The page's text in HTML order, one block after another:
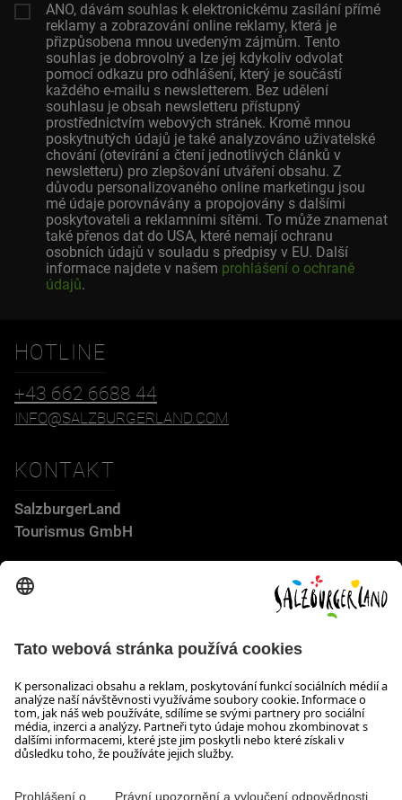
ANO, dávám souhlas k elektronickému zasílání přímé
reklamy a zobrazování online reklamy, která je
přizpůsobena mnou uvedeným zájmům. Tento
souhlas je dobrovolný a lze jej kdykoliv odvolat
pomocí odkazu pro odhlášení, který je součástí
každého e-mailu s newsletterem. Bez udělení
souhlasu je obsah newsletteru přístupný
prostřednictvím webových stránek. Kromě mnou
poskytnutých údajů je také analyzováno uživatelské
chování (otevírání a čtení jednotlivých článků v
newsletteru) pro zlepšování utváření obsahu. Z
důvodu personalizovaného online marketingu jsou
mé údaje porovnávány a propojovány s dalšími
poskytovateli a reklamními sítěmi. To může znamenat
také přenos dat do USA, které nemají ochranu
osobních údajů v souladu s předpisy v EU. Další
informace najdete v našem prohlášení o ochraně
údajů.
HOTLINE
+43 662 6688 44
INFO@SALZBURGERLAND.COM
KONTAKT
SalzburgerLand
Tourismus GmbH
Wiener Bundesstraße 23
5300 Hallwang
OTEVÍRACÍ DOBA
Těšíme se na Vaši poptávku!